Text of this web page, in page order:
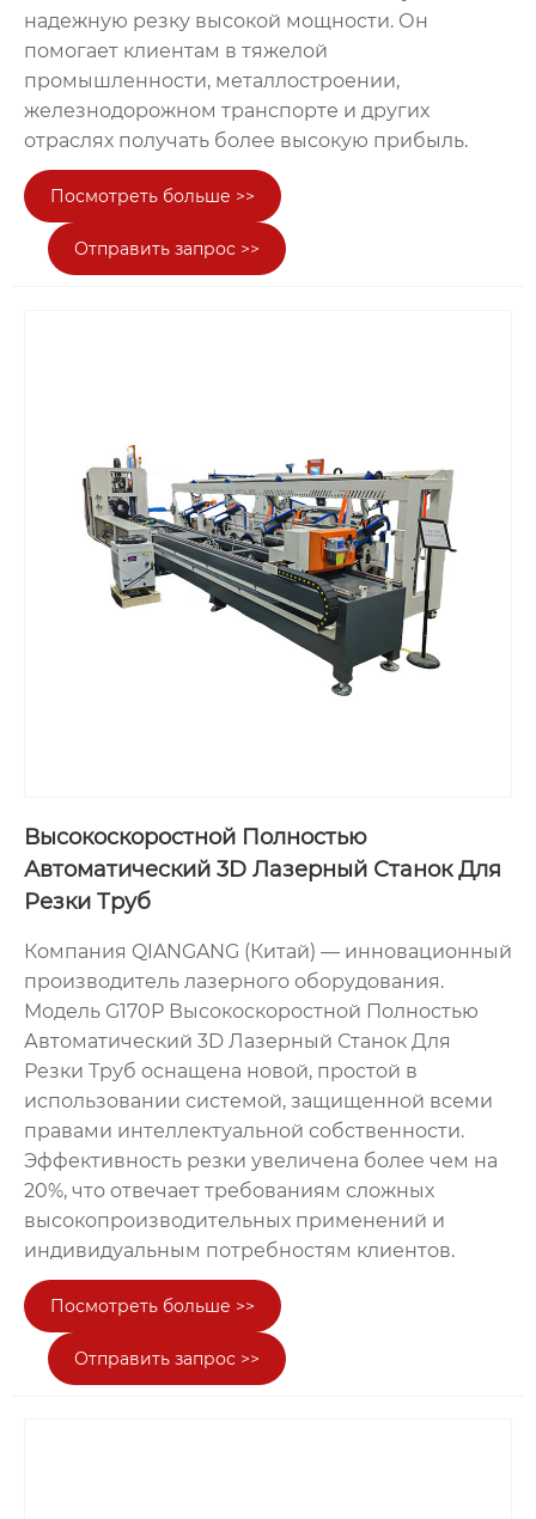
надежную резку высокой мощности. Он
помогает клиентам в тяжелой
промышленности, металлостроении,
железнодорожном транспорте и других
отраслях получать более высокую прибыль.
Посмотреть больше >>
Отправить запрос >>
Высокоскоростной Полностью
Автоматический 3D Лазерный Станок Для
Резки Труб
Компания QIANGANG (Китай) — инновационный
производитель лазерного оборудования.
Модель G170P Высокоскоростной Полностью
Автоматический 3D Лазерный Станок Для
Резки Труб оснащена новой, простой в
использовании системой, защищенной всеми
правами интеллектуальной собственности.
Эффективность резки увеличена более чем на
20%, что отвечает требованиям сложных
высокопроизводительных применений и
индивидуальным потребностям клиентов.
Посмотреть больше >>
Отправить запрос >>